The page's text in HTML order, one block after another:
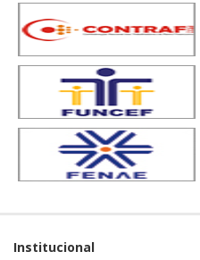
Institucional